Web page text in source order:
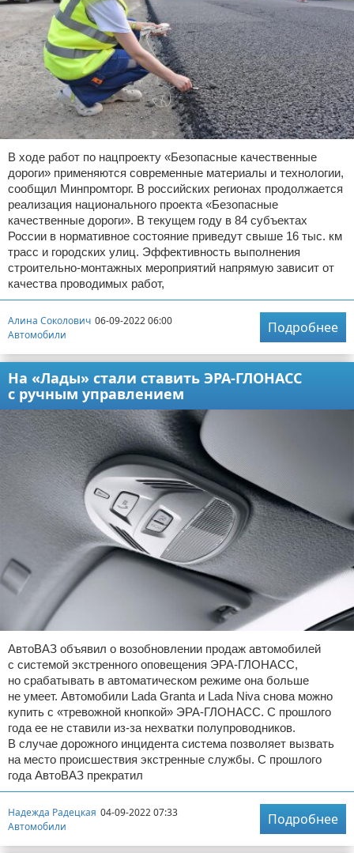
В ходе работ по нацпроекту «Безопасные качественные
дороги» применяются современные материалы и технологии,
сообщил Минпромторг. В российских регионах продолжается
реализация национального проекта «Безопасные
качественные дороги». В текущем году в 84 субъектах
России в нормативное состояние приведут свыше 16 тыс. км
трасс и городских улиц. Эффективность выполнения
строительно-монтажных мероприятий напрямую зависит от
качества проводимых работ,
Алина Соколович 06-09-2022 06:00
Автомобили
Подробнее
На «Лады» стали ставить ЭРА-ГЛОНАСС
с ручным управлением
АвтоВАЗ объявил о возобновлении продаж автомобилей
с системой экстренного оповещения ЭРА-ГЛОНАСС,
но срабатывать в автоматическом режиме она больше
не умеет. Автомобили Lada Granta и Lada Niva снова можно
купить с «тревожной кнопкой» ЭРА-ГЛОНАСС. С прошлого
года ее не ставили из-за нехватки полупроводников.
В случае дорожного инцидента система позволяет вызвать
на место происшествия экстренные службы. С прошлого
года АвтоВАЗ прекратил
Надежда Радецкая 04-09-2022 07:33
Автомобили
Подробнее